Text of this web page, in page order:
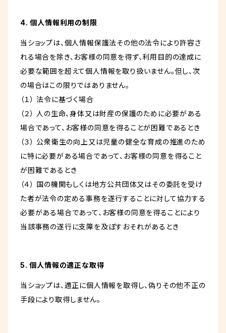
4. 個人情報利用の制限
当ショップは、個人情報保護法その他の法令により許容さ
れる場合を除き、お客様の同意を得ず、利用目的の達成に
必要な範囲を超えて個人情報を取り扱いません。但し、次
の場合はこの限りではありません。
（１） 法令に基づく場合
（２） 人の生命、身体又は財産の保護のために必要がある
場合であって、お客様の同意を得ることが困難であるとき
（３） 公衆衛生の向上又は児童の健全な育成の推進のため
に特に必要がある場合であって、お客様の同意を得ること
が困難であるとき
（４） 国の機関もしくは地方公共団体又はその委託を受け
た者が法令の定める事務を遂行することに対して協力する
必要がある場合であって、お客様の同意を得ることにより
当該事務の遂行に支障を及ぼすおそれがあるとき
5. 個人情報の適正な取得
当ショップは、適正に個人情報を取得し、偽りその他不正の
手段により取得しません。